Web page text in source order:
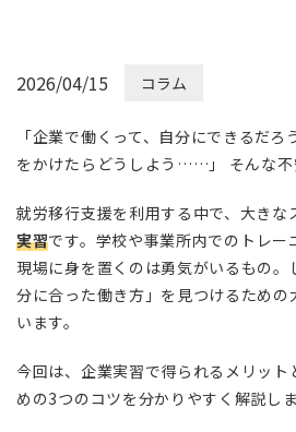
2026/04/15 コラム
「企業で働くって、自分にできるだ
をかけたらどうしよう……」 そんな不
就労移行支援を利用する中で、大きな
実習です。学校や事業所内でのトレー
現場に身を置くのは勇気がいるもの
分に合った働き方」を見つけるための
います。
今回は、企業実習で得られるメリット
めの3つのコツを分かりやすく解説しま